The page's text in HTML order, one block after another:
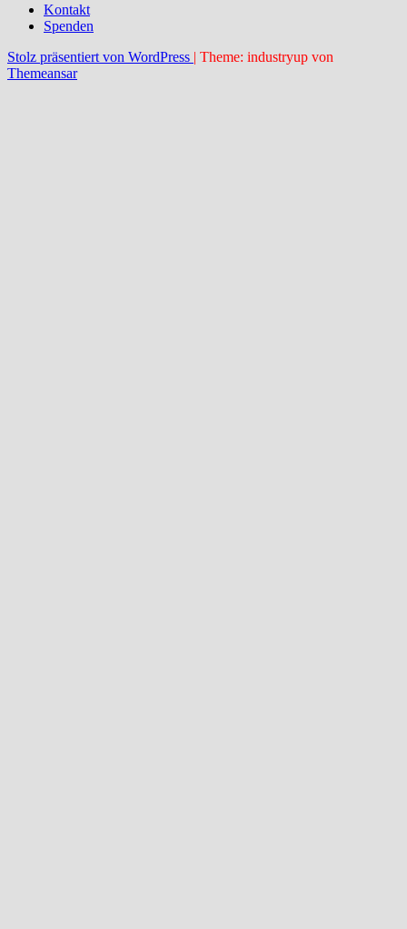
Kontakt
Spenden
Stolz präsentiert von WordPress | Theme: industryup von
Themeansar